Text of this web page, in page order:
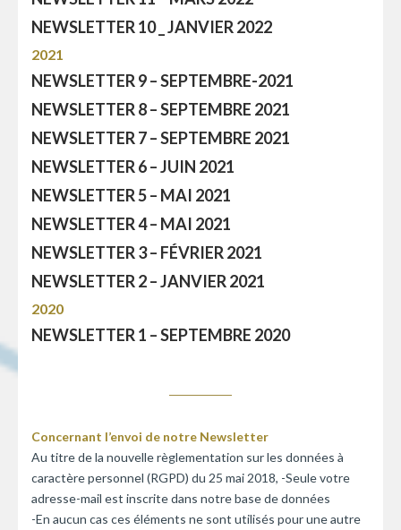
NEWSLETTER 10 _ JANVIER 2022
2021
NEWSLETTER 9 – SEPTEMBRE-2021
NEWSLETTER 8 – SEPTEMBRE 2021
NEWSLETTER 7 – SEPTEMBRE 2021
NEWSLETTER 6 – JUIN 2021
NEWSLETTER 5 – MAI 2021
NEWSLETTER 4 – MAI 2021
NEWSLETTER 3 – FÉVRIER 2021
NEWSLETTER 2 – JANVIER 2021
2020
NEWSLETTER 1 – SEPTEMBRE 2020
Concernant l’envoi de notre Newsletter
Au titre de la nouvelle règlementation sur les données à
caractère personnel (RGPD) du 25 mai 2018, -Seule votre
adresse-mail est inscrite dans notre base de données
-En aucun cas ces éléments ne sont utilisés pour une autre